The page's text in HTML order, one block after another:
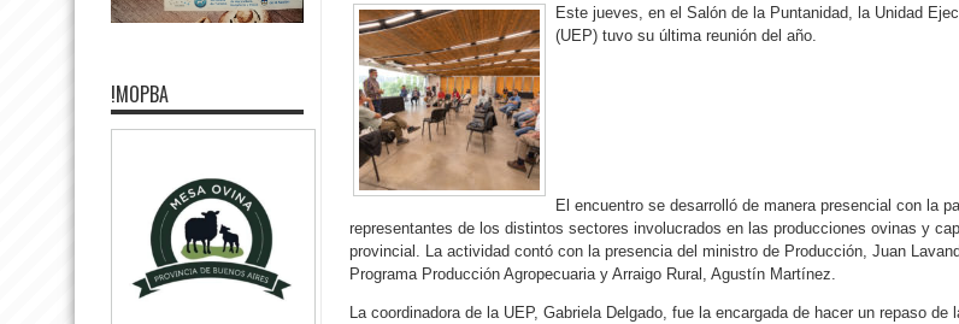
Este jueves, en el Salón de la Puntanidad, la Unidad
(UEP) tuvo su última reunión del año.
El encuentro se desarrolló de manera presencial con la
representantes de los distintos sectores involucrados en las producciones ovinas y
provincial. La actividad contó con la presencia del ministro de Producción, Juan
Programa Producción Agropecuaria y Arraigo Rural, Agustín Martínez.
La coordinadora de la UEP, Gabriela Delgado, fue la encargada de hacer un repaso de
!MOPBA